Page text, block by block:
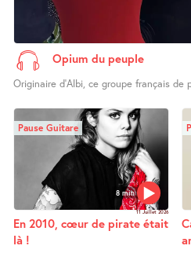
Opium du peuple
Originaire d’Albi, ce groupe français de
8 min
Pause Guitare
11 Juillet 2026
En 2010, cœur de pirate était
là !